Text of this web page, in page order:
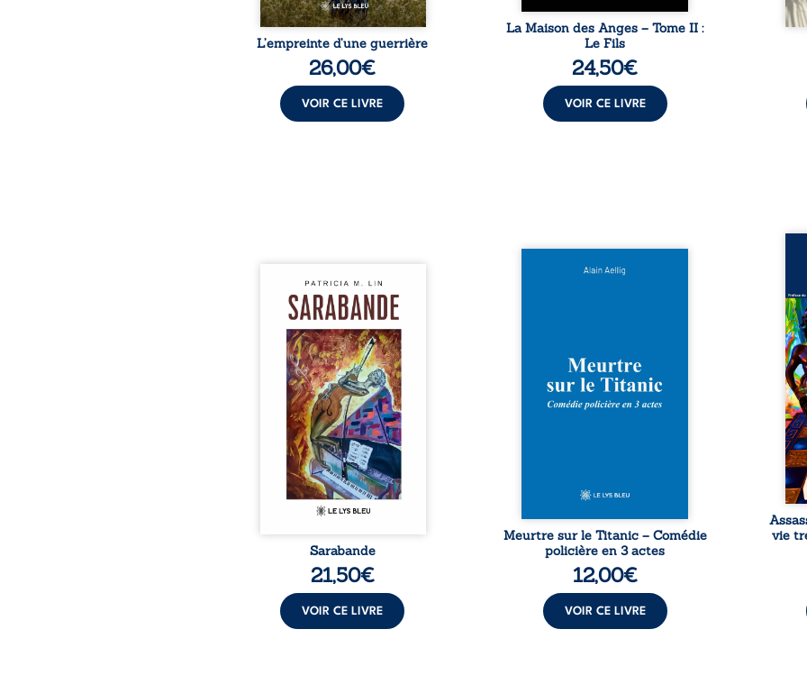
L’empreinte d’une guerrière
26,00€
VOIR CE LIVRE
La Maison des Anges – Tome II :
Le Fils
24,50€
VOIR CE LIVRE
Aux chants crépitants de l’été,
Sous le silence ouaté de la
neige en hiver, Au cours de
nuits pâles, Dans la clarté
bienveillante de la lune, Rêves,
pensées, révoltes et espoirs…
Des mots s’assemblent, colorés,
rebelles aux règles de la
poésie, mais chantant en
rythme. Ils forment une
sarabande, passionnée souvent,
Sarabande
21,50€
VOIR CE LIVRE
Et si le naufrage n’avait pas
les profondeurs de l’Atlantique.
Sept décennies plus tard, la
découverte de l’épave fait
resurgir un secret que l’on
Meurtre sur le Titanic – Comédie
policière en 3 actes
12,00€
VOIR CE LIVRE
La
de
qui
vie